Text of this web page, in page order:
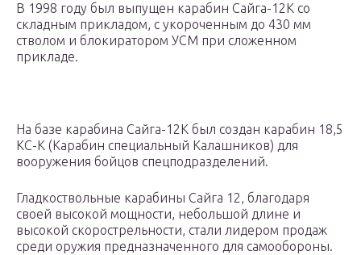
В 1998 году был выпущен карабин Сайга-12К со
складным прикладом, с укороченным до 430 мм
стволом и блокиратором УСМ при сложенном
прикладе.
На базе карабина Сайга-12К был создан карабин 18,5
КС-К (Карабин специальный Калашников) для
вооружения бойцов спецподразделений.
Гладкоствольные карабины Сайга 12, благодаря
своей высокой мощности, небольшой длине и
высокой скорострельности, стали лидером продаж
среди оружия предназначенного для самообороны.